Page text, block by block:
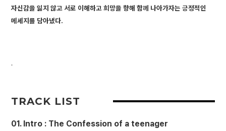
자신감을 잃지 않고 서로 이해하고 희망을 향해 함께 나아가자는 긍정적인
메세지를 담아냈다.
.
TRACK LIST
01. Intro : The Confession of a teenager